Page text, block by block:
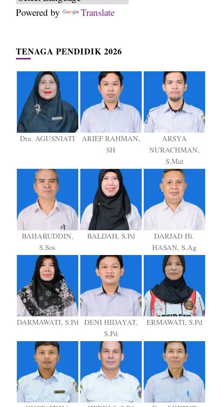
Powered by Translate
TENAGA PENDIDIK 2026
Dra. AGUSNIATI
ARIEF RAHMAN,
SH
ARSYA
NURACHMAN,
S.Mat
BAHARUDDIN,
S.Sos
BALDAH, S.Pd
DARJAD Hi.
HASAN, S.Ag
DARMAWATI, S.Pd DENI HIDAYAT,
S.Pd
ERMAWATI, S.Pd